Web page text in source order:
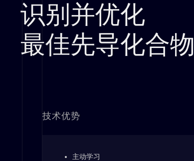
识别并优化
最佳先导化合物
技术优势
主动学习